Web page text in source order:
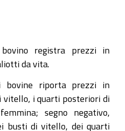
registra prezzi in
da vita.
bovine riporta prezzi in
vitello, i quarti posteriori di
segno negativo,
busti di vitello, dei quarti